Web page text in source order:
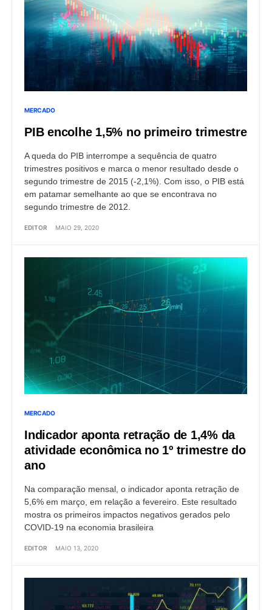
MERCADO
PIB encolhe 1,5% no primeiro trimestre
A queda do PIB interrompe a sequência de quatro
trimestres positivos e marca o menor resultado desde o
segundo trimestre de 2015 (-2,1%). Com isso, o PIB está
em patamar semelhante ao que se encontrava no
segundo trimestre de 2012.
EDITOR MAIO 29, 2020
MERCADO
Indicador aponta retração de 1,4% da
atividade econômica no 1º trimestre do
ano
Na comparação mensal, o indicador aponta retração de
5,6% em março, em relação a fevereiro. Este resultado
mostra os primeiros impactos negativos gerados pelo
COVID-19 na economia brasileira
EDITOR MAIO 13, 2020